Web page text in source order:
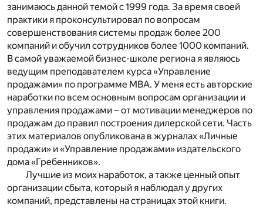
занимаюсь данной темой с 1999 года. За время своей
практики я проконсультировал по вопросам
совершенствования системы продаж более 200
компаний и обучил сотрудников более 1000 компаний.
В самой уважаемой бизнес-школе региона я являюсь
ведущим преподавателем курса «Управление
продажами» по программе МВА. У меня есть авторские
наработки по всем основным вопросам организации и
управления продажами – от мотивации менеджеров по
продажам до правил построения дилерской сети. Часть
этих материалов опубликована в журналах «Личные
продажи» и «Управление продажами» издательского
дома «Гребенников».
Лучшие из моих наработок, а также ценный опыт
организации сбыта, который я наблюдал у других
компаний, представлены на страницах этой книги.